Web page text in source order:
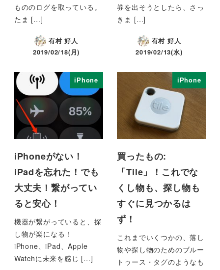
もののログを取っている。
たま […]
有村 好人
2019/02/18(月)
券を出そうとしたら、さっ
きま […]
有村 好人
2019/02/13(水)
iPhone
iPhoneがない！
iPadを忘れた！でも
大丈夫！繋がってい
ると安心！
機器が繋がっていると、探
し物が楽になる！
iPhone、iPad、Apple
Watchに未来を感じ […]
iPhone
買ったもの:
「Tile」！これでな
くし物も、探し物も
すぐに見つかるは
ず！
これまでいくつかの、落し
物や探し物のためのブルー
トゥース・タグのようなも